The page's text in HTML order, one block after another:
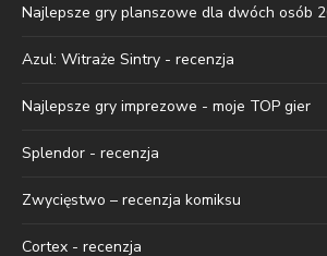
Najlepsze gry planszowe dla dwóch osób
Azul: Witraże Sintry - recenzja
Najlepsze gry imprezowe - moje TOP gier
Splendor - recenzja
Zwycięstwo – recenzja komiksu
Cortex - recenzja